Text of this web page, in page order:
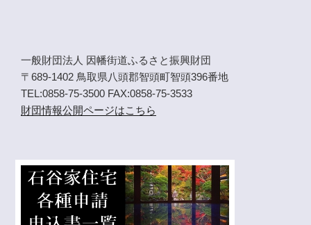
一般財団法人 因幡街道ふるさと振興財団
〒689-1402 鳥取県八頭郡智頭町智頭396番地
TEL:0858-75-3500 FAX:0858-75-3533
財団情報公開ページはこちら